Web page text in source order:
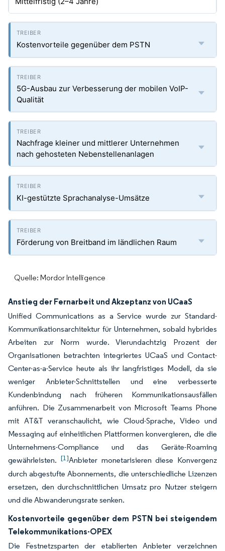
Kostenvorteile gegenüber dem PSTN
5G-Ausbau zur Verbesserung der mobilen VoIP-
Qualität
Nachfrage kleiner und mittlerer Unternehmen
nach gehosteten Nebenstellenanlagen
KI-gestützte Sprachanalyse-Umsätze
Förderung von Breitband im ländlichen Raum
Quelle: Mordor Intelligence
Anstieg der Fernarbeit und Akzeptanz von UCaaS
Unified Communications as a Service wurde zur Standard-
Kommunikationsarchitektur für Unternehmen, sobald hybrides
Arbeiten zur Norm wurde. Vierundachtzig Prozent der
Organisationen betrachten integriertes UCaaS und Contact-
Center-as-a-Service heute als ihr langfristiges Modell, da sie
weniger Anbieter-Schnittstellen und eine verbesserte
Kundenbindung nach früheren Kommunikationsausfällen
anführen. Die Zusammenarbeit von Microsoft Teams Phone
mit AT&T veranschaulicht, wie Cloud-Sprache, Video und
Messaging auf einheitlichen Plattformen konvergieren, die die
Unternehmens-Compliance und das Geräte-Roaming
gewährleisten. [1]Anbieter monetarisieren diese Konvergenz
durch abgestufte Abonnements, die unterschiedliche Lizenzen
ersetzen, den durchschnittlichen Umsatz pro Nutzer steigern
und die Abwanderungsrate senken.
Kostenvorteile gegenüber dem PSTN bei steigendem
Telekommunikations-OPEX
Die Festnetzsparten der etablierten Anbieter verzeichnen